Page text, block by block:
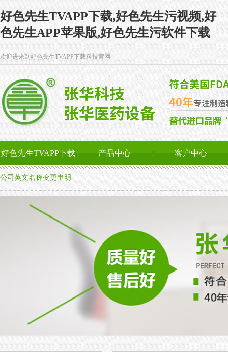
好色先生TVAPP下载,好色先生污视频,好
色先生APP苹果版,好色先生污软件下载
欢迎进来到好色先生TVAPP下载科技官网
好色先生TVAPP下载
首页
产品中心 客户中心
公司英文名称变更申明